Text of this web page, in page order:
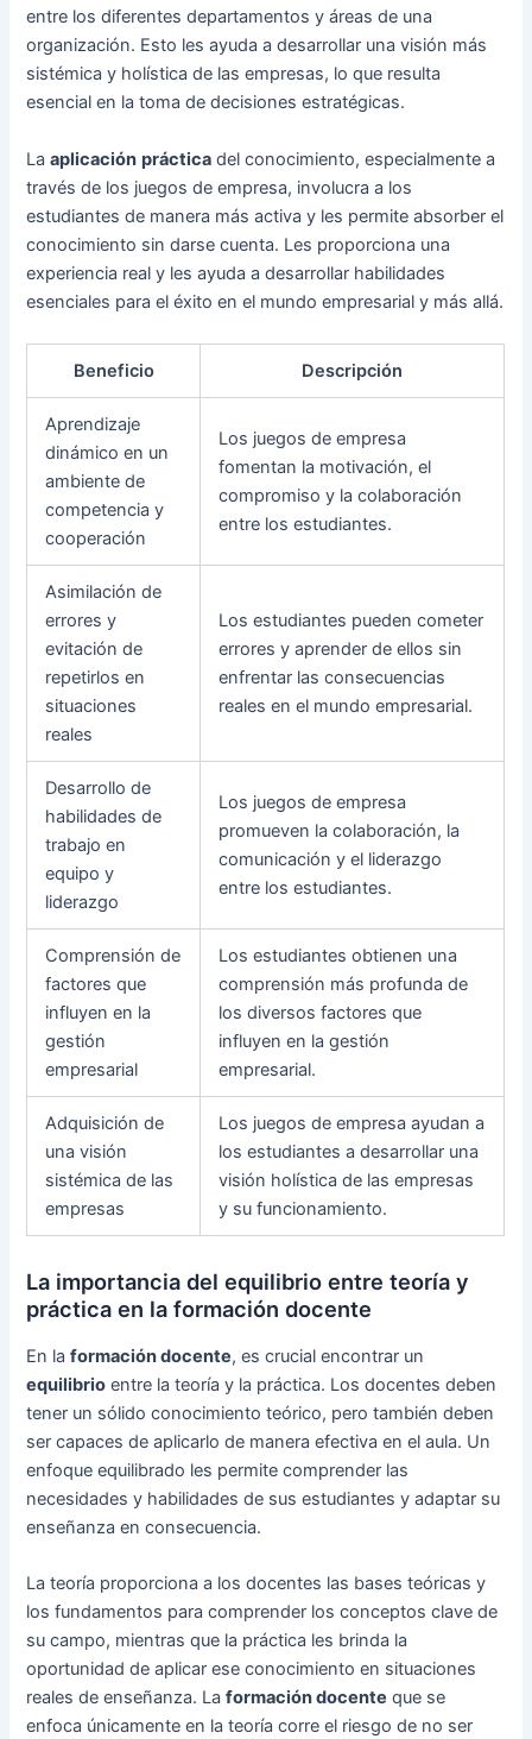
entre los diferentes departamentos y áreas de una
organización. Esto les ayuda a desarrollar una visión más
sistémica y holística de las empresas, lo que resulta
esencial en la toma de decisiones estratégicas.
Laaplicación práctica del conocimiento, especialmente a
través de los juegos de empresa, involucra a los
estudiantes de manera más activa y les permite absorber el
conocimiento sin darse cuenta. Les proporciona una
experiencia real y les ayuda a desarrollar habilidades
esenciales para el éxito en el mundo empresarial y más allá.
Beneficio Descripción
Aprendizaje
dinámico en un
ambiente de
competencia y
cooperación
Los juegos de empresa
fomentan la motivación, el
compromiso y la colaboración
entre los estudiantes.
Asimilación de
errores y
evitación de
repetirlos en
situaciones
reales
Los estudiantes pueden cometer
errores y aprender de ellos sin
enfrentar las consecuencias
reales en el mundo empresarial.
Desarrollo de
habilidades de
trabajo en
equipo y
liderazgo
Los juegos de empresa
promueven la colaboración, la
comunicación y el liderazgo
entre los estudiantes.
Comprensión de
factores que
influyen en la
gestión
empresarial
Los estudiantes obtienen una
comprensión más profunda de
los diversos factores que
influyen en la gestión
empresarial.
Adquisición de
una visión
sistémica de las
empresas
Los juegos de empresa ayudan a
los estudiantes a desarrollar una
visión holística de las empresas
y su funcionamiento.
La importancia del equilibrio entre teoría y
práctica en la formación docente
En laformación docente, es crucial encontrar un
equilibrio entre la teoría y la práctica. Los docentes deben
tener un sólido conocimiento teórico, pero también deben
ser capaces de aplicarlo de manera efectiva en el aula. Un
enfoque equilibrado les permite comprender las
necesidades y habilidades de sus estudiantes y adaptar su
enseñanza en consecuencia.
La teoría proporciona a los docentes las bases teóricas y
los fundamentos para comprender los conceptos clave de
su campo, mientras que la práctica les brinda la
oportunidad de aplicar ese conocimiento en situaciones
reales de enseñanza. Laformación docente que se
enfoca únicamente en la teoría corre el riesgo de no ser